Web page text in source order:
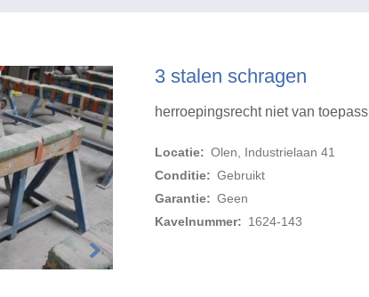
3 stalen schragen
herroepingsrecht niet van
Locatie: Olen, Industrielaan 41
Conditie: Gebruikt
Garantie: Geen
Kavelnummer: 1624-143